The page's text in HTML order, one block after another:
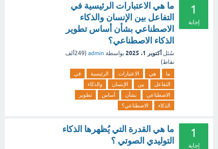
1
إجابة
ما هي الاعتبارات الرئيسية في
التفاعل بين الإنسان والذكاء
الاصطناعي بشأن أساس تطوير
الذكاء الاصطناعي؟
سُئل أكتوبر 1، 2025 بواسطة admin
(249ألف
نقاط)
ما هي الاعتبارات الرئيسية
في
التفاعل
بين الإنسان
والذكاء
الاصطناعي
بشأن أساس
تطوير
الذكاء
الاصطناعي؟
1
إجابة
ما هي القدرة التي يُظهرها الذكاء
التوليدي الصوتي ؟